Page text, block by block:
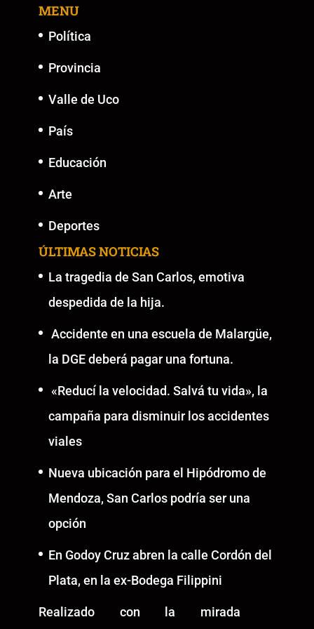
MENU
Política
Provincia
Valle de Uco
País
Educación
Arte
Deportes
ÚLTIMAS NOTICIAS
La tragedia de San Carlos, emotiva
despedida de la hija.
Accidente en una escuela de Malargüe,
la DGE deberá pagar una fortuna.
«Reducí la velocidad. Salvá tu vida», la
campaña para disminuir los accidentes
viales
Nueva ubicación para el Hipódromo de
Mendoza, San Carlos podría ser una
opción
En Godoy Cruz abren la calle Cordón del
Plata, en la ex-Bodega Filippini
Realizado con la mirada